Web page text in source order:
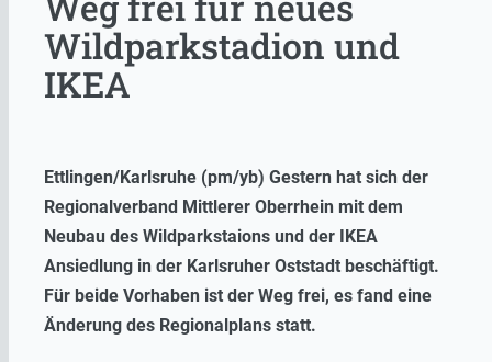
Wildparkstadion und
IKEA
Ettlingen/Karlsruhe (pm/yb) Gestern hat sich der
Regionalverband Mittlerer Oberrhein mit dem
Neubau des Wildparkstaions und der IKEA
Ansiedlung in der Karlsruher Oststadt beschäftigt.
Für beide Vorhaben ist der Weg frei, es fand eine
Änderung des Regionalplans statt.